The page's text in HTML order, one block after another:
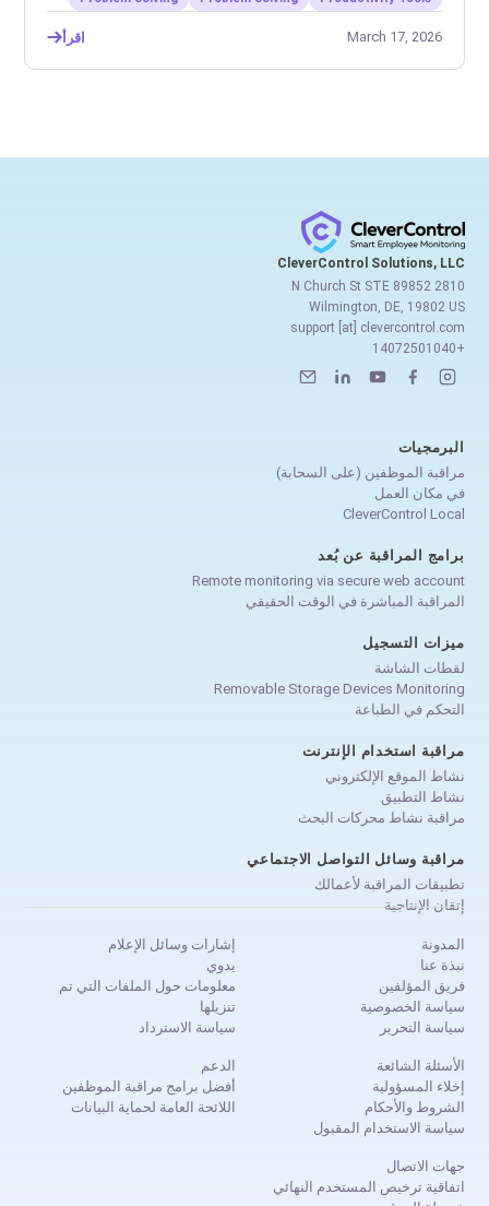
March 17, 2026 اقرأ
CleverControl Solutions, LLC
2810 N Church St STE 89852
Wilmington, DE, 19802 US
support [at] clevercontrol.com
+14072501040
البرمجيات
مراقبة الموظفين (على السحابة)
في مكان العمل
CleverControl Local
برامج المراقبة عن بُعد
Remote monitoring via secure web account
المراقبة المباشرة في الوقت الحقيقي
ميزات التسجيل
لقطات الشاشة
Removable Storage Devices Monitoring
التحكم في الطباعة
مراقبة استخدام الإنترنت
نشاط الموقع الإلكتروني
نشاط التطبيق
مراقبة نشاط محركات البحث
مراقبة وسائل التواصل الاجتماعي
تطبيقات المراقبة لأعمالك
إتقان الإنتاجية
المدونة
نبذة عنا
فريق المؤلفين
سياسة الخصوصية
سياسة التحرير
إشارات وسائل الإعلام
يدوي
معلومات حول الملفات التي تم
تنزيلها
سياسة الاسترداد
الأسئلة الشائعة
إخلاء المسؤولية
الشروط والأحكام
سياسة الاستخدام المقبول
الدعم
أفضل برامج مراقبة الموظفين
اللائحة العامة لحماية البيانات
جهات الاتصال
اتفاقية ترخيص المستخدم النهائي